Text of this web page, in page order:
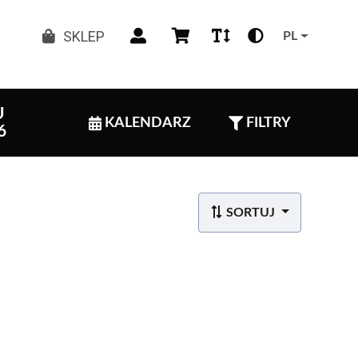
SKLEP PL
KALENDARZ FILTRY
SORTUJ